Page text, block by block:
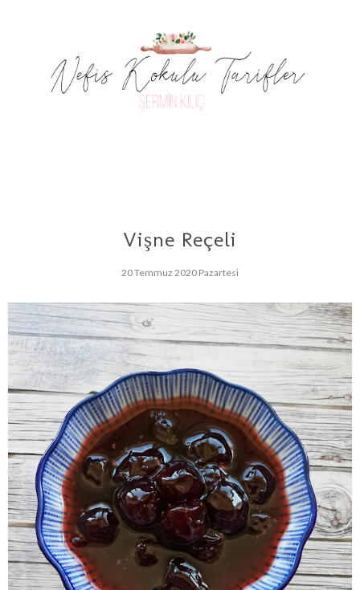
Vişne Reçeli
20 Temmuz 2020 Pazartesi